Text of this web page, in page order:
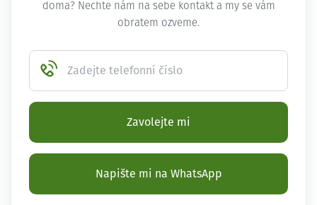
doma? Nechte nám na sebe kontakt a my se vám
obratem ozveme.
Zadejte telefonní číslo
Zavolejte mi
Napište mi na WhatsApp